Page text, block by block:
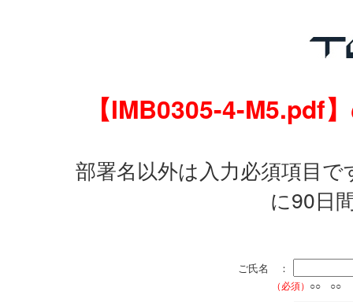
【IMB0305-4-M5.pdf
部署名以外は入力必須項目
に90日
ご氏名 ：
（必須） ○○ ○○